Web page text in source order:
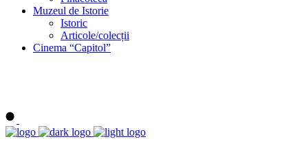
Muzeul de Istorie
Istoric
Articole/colecții
Cinema “Capitol”